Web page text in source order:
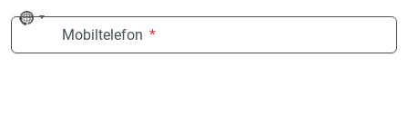
No
countryMobiltelefon *